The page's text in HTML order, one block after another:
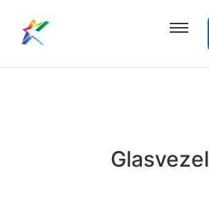
Glasvezel